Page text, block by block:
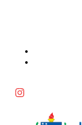
Instagram